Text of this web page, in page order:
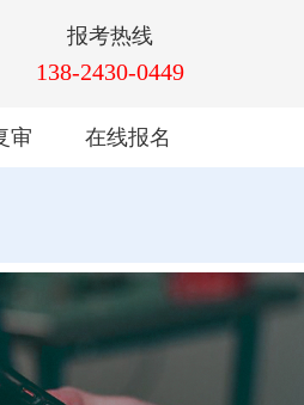
报考热线
138-2430-0449
审 在线报名